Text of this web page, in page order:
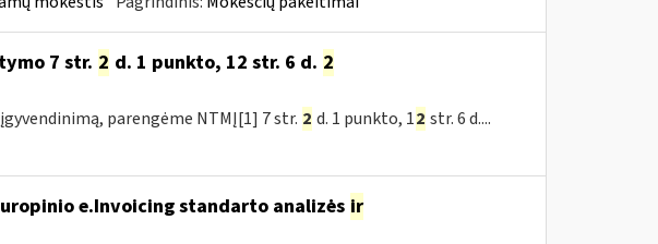
7 str. 2 d. 1 punkto, 12 str. 6 d. 2
parengėme NTMĮ[1] 7 str. 2 d. 1 punkto, 12 str. 6 d....
e.Invoicing standarto analizės ir